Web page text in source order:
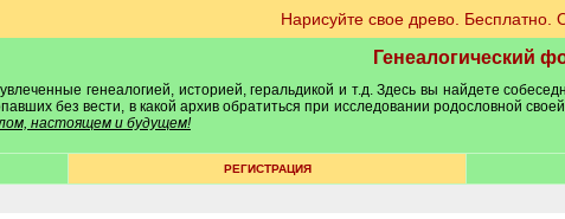
Нарисуйте свое древо. Бесплатно.
Генеалогический
генеалогией, историей, геральдикой и т.д. Здесь вы найдете
без вести, в какой архив обратиться при исследовании родословной
настоящем и будущем!
РЕГИСТРАЦИЯ